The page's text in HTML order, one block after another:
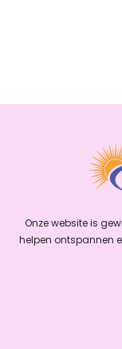
Onze website is
helpen ontspannen